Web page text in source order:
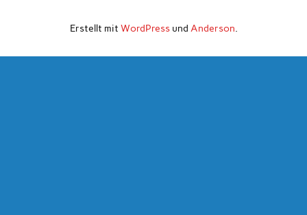
Erstellt mit WordPressund Anderson